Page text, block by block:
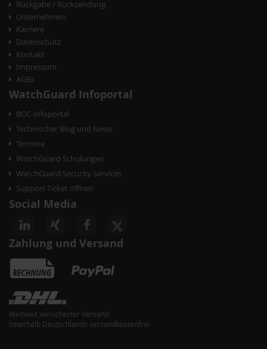
a
t
i
o
n
Rückgabe / Rücksendung
Unternehmen
Karriere
Datenschutz
Kontakt
Impressum
AGBs
WatchGuard Infoportal
BOC Infoportal
Technischer Blog und News
Termine
WatchGuard Schulungen
WatchGuard Security Services
Support-Ticket öffnen
Social Media
Zahlung und Versand
Weltweit versicherter Versand
Innerhalb Deutschlands versandkostenfrei